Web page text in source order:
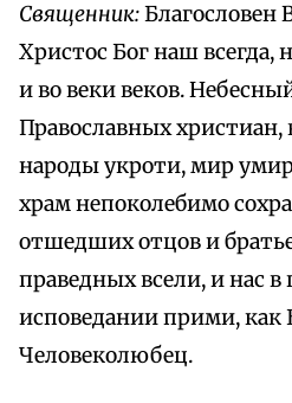
Священник:
Христос Бог наш всегда,
и во веки веков.
Православных христиан,
народы укроти, мир
храм непоколебимо
отшедших отцов и
праведных всели, и нас
исповедании прими, как
Человеколюбец.